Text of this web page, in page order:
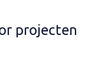
projecten